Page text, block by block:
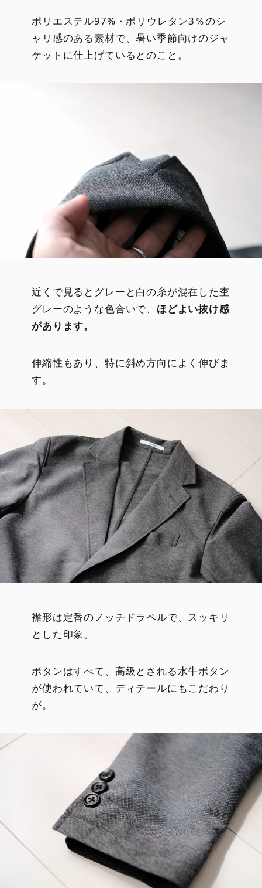
ポリエステル97%・ポリウレタン3％のシ
ャリ感のある素材で、暑い季節向けのジャ
ケットに仕上げているとのこと。
近くで見るとグレーと白の糸が混在した杢
グレーのような色合いで、 ほどよい抜け感
があります。
伸縮性もあり、特に斜め方向によく伸びま
す。
襟形は定番のノッチドラペルで、スッキリ
とした印象。
ボタンはすべて、高級とされる水牛ボタン
が使われていて、ディテールにもこだわり
が。